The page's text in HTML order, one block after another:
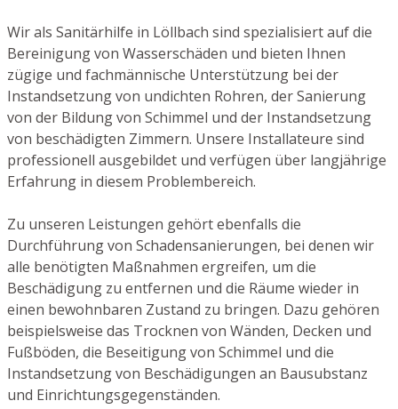
Wir als Sanitärhilfe in Löllbach sind spezialisiert auf die
Bereinigung von Wasserschäden und bieten Ihnen
zügige und fachmännische Unterstützung bei der
Instandsetzung von undichten Rohren, der Sanierung
von der Bildung von Schimmel und der Instandsetzung
von beschädigten Zimmern. Unsere Installateure sind
professionell ausgebildet und verfügen über langjährige
Erfahrung in diesem Problembereich.
Zu unseren Leistungen gehört ebenfalls die
Durchführung von Schadensanierungen, bei denen wir
alle benötigten Maßnahmen ergreifen, um die
Beschädigung zu entfernen und die Räume wieder in
einen bewohnbaren Zustand zu bringen. Dazu gehören
beispielsweise das Trocknen von Wänden, Decken und
Fußböden, die Beseitigung von Schimmel und die
Instandsetzung von Beschädigungen an Bausubstanz
und Einrichtungsgegenständen.